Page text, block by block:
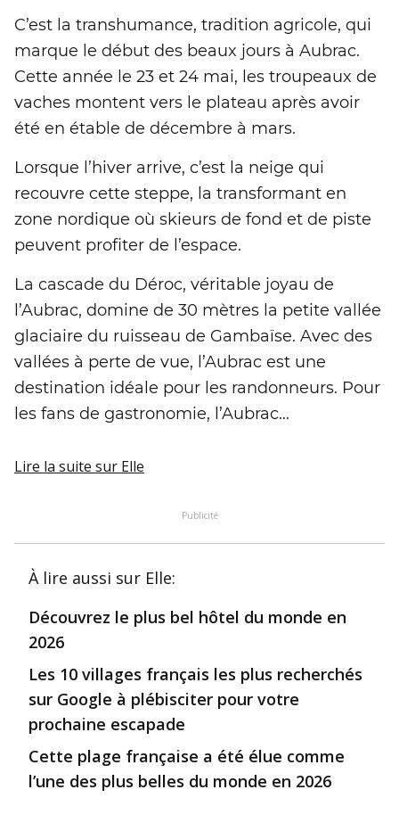
C’est la transhumance, tradition agricole, qui
marque le début des beaux jours à Aubrac.
Cette année le 23 et 24 mai, les troupeaux de
vaches montent vers le plateau après avoir
été en étable de décembre à mars.
Lorsque l’hiver arrive, c’est la neige qui
recouvre cette steppe, la transformant en
zone nordique où skieurs de fond et de piste
peuvent profiter de l’espace.
La cascade du Déroc, véritable joyau de
l’Aubrac, domine de 30 mètres la petite vallée
glaciaire du ruisseau de Gambaïse. Avec des
vallées à perte de vue, l’Aubrac est une
destination idéale pour les randonneurs. Pour
les fans de gastronomie, l’Aubrac...
Lire la suite sur Elle
Publicité
À lire aussi sur Elle:
Découvrez le plus bel hôtel du monde en
2026
Les 10 villages français les plus recherchés
sur Google à plébisciter pour votre
prochaine escapade
Cette plage française a été élue comme
l’une des plus belles du monde en 2026